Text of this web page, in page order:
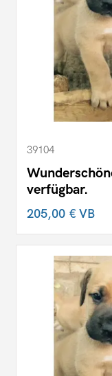
39104
verfügbar.
205,00 €VB